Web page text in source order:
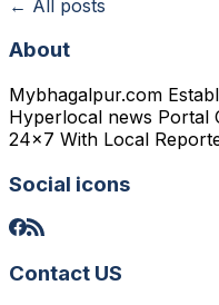
← All posts
About
Mybhagalpur.com
Hyperlocal news Portal
24x7 With Local
Social icons
Contact US